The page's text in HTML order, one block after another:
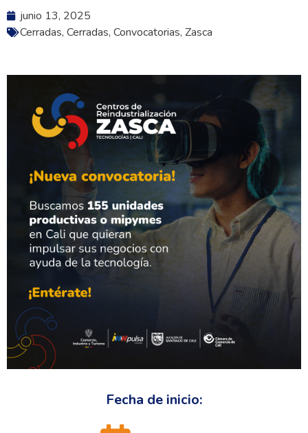
junio 13, 2025
Cerradas, Cerradas, Convocatorias, Zasca
Fecha de inicio: